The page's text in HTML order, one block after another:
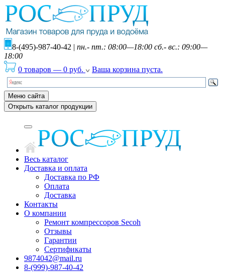
8-(495)-987-40-42 | пн.- пт.: 08:00—18:00 сб.- вс.: 09:00—
18:00
0 товаров — 0 руб. Ваша корзина пуста.
Меню сайта
Открыть каталог продукции
Весь каталог
Доставка и оплата
Доставка по РФ
Оплата
Доставка
Контакты
О компании
Ремонт компрессоров Secoh
Отзывы
Гарантии
Сертификаты
9874042@mail.ru
8-(999)-987-40-42